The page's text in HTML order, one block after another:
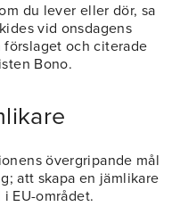
du lever eller dör, sa
vid onsdagens
förslaget och citerade
Bono.
övergripande mål
att skapa en jämlikare
EU-området.